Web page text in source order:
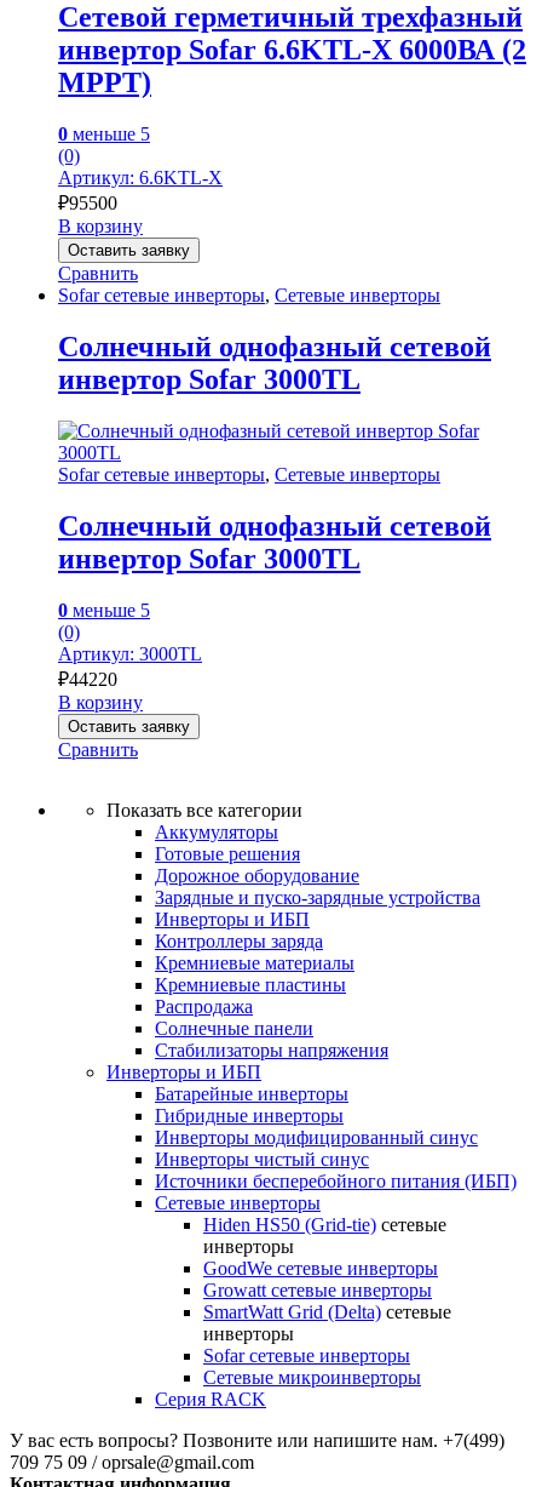
Сетевой герметичный трехфазный
инвертор Sofar 6.6KTL-X 6000ВА (2
MPPT)
0 меньше 5
(0)
Артикул: 6.6KTL-X
₽95500
В корзину
Оставить заявку
Сравнить
Sofar сетевые инверторы, Сетевые инверторы
Солнечный однофазный сетевой
инвертор Sofar 3000TL
Sofar сетевые инверторы, Сетевые инверторы
Солнечный однофазный сетевой
инвертор Sofar 3000TL
0 меньше 5
(0)
Артикул: 3000TL
₽44220
В корзину
Оставить заявку
Сравнить
Показать все категории
Аккумуляторы
Готовые решения
Дорожное оборудование
Зарядные и пуско-зарядные устройства
Инверторы и ИБП
Контроллеры заряда
Кремниевые материалы
Кремниевые пластины
Распродажа
Солнечные панели
Стабилизаторы напряжения
Инверторы и ИБП
Батарейные инверторы
Гибридные инверторы
Инверторы модифицированный синус
Инверторы чистый синус
Источники бесперебойного питания (ИБП)
Сетевые инверторы
Hiden HS50 (Grid-tie) сетевые
инверторы
GoodWe сетевые инверторы
Growatt сетевые инверторы
SmartWatt Grid (Delta) сетевые
инверторы
Sofar сетевые инверторы
Сетевые микроинверторы
Серия RACK
У вас есть вопросы? Позвоните или напишите нам. +7(499)
709 75 09 / oprsale@gmail.com